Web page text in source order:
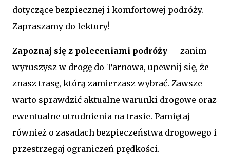
dotyczące bezpiecznej i komfortowej podróży.
Zapraszamy do lektury!
Zapoznaj się z poleceniami podróży — zanim
wyruszysz w drogę do Tarnowa, upewnij się, że
znasz trasę, którą zamierzasz wybrać. Zawsze
warto sprawdzić aktualne warunki drogowe oraz
ewentualne utrudnienia na trasie. Pamiętaj
również o zasadach bezpieczeństwa drogowego i
przestrzegaj ograniczeń prędkości.